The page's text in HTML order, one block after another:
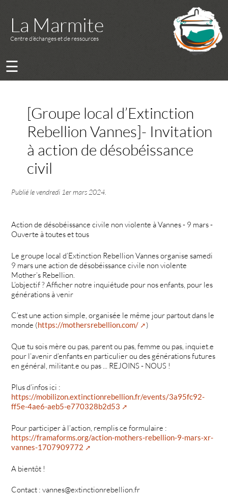
La Marmite
Centre d’échanges et de ressources
☰
[Groupe local d’Extinction
Rebellion Vannes]- Invitation
à action de désobéissance
civil
Publié levendredi 1er mars 2024
Action de désobéissance civile non violente à Vannes - 9 mars -
Ouverte à toutes et tous
Le groupe local d’Extinction Rebellion Vannes organise samedi
9 mars une action de désobéissance civile non violente
Mother’s Rebellion.
L’objectif ? Afficher notre inquiétude pour nos enfants, pour les
générations à venir
C’est une action simple, organisée le même jour partout dans le
monde (https://mothersrebellion.com/ )
Que tu sois mère ou pas, parent ou pas, femme ou pas, inquiet.e
pour l’avenir d’enfants en particulier ou des générations futures
en général, militant.e ou pas ... REJOINS - NOUS !
Plus d’infos ici :
https://mobilizon.extinctionrebellion.fr/events/3a95fc92-
ff5e-4ae6-aeb5-e770328b2d53
Pour participer à l’action, remplis ce formulaire :
https://framaforms.org/action-mothers-rebellion-9-mars-xr-
vannes-1707909772
A bientôt !
Contact : vannes@extinctionrebellion.fr